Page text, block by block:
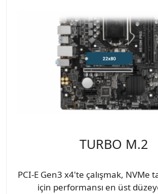
TURBO M.2
PCI-E Gen3 x4'te çalışmak, NVMe
için performansı en üst